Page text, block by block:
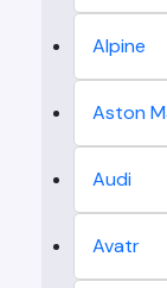
Alpine
Aston
Audi
Avatr